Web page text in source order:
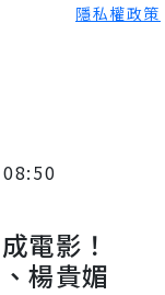
隱私權政策
電影！
楊貴媚